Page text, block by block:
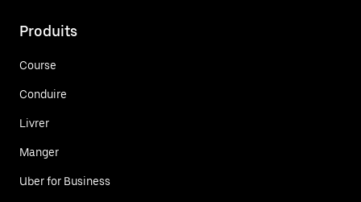
Produits
Course
Conduire
Livrer
Manger
Uber for Business